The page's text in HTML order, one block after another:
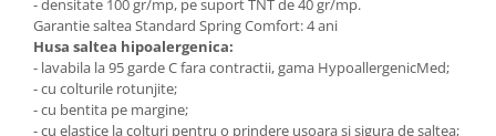
- densitate 100 gr/mp, pe suport TNT de 40 gr/mp.
Garantie saltea Standard Spring Comfort: 4 ani
Husa saltea hipoalergenica:
- lavabila la 95 garde C fara contractii, gama HypoallergenicMed;
- cu colturile rotunjite;
- cu bentita pe margine;
- cu elastice la colturi pentru o prindere usoara si sigura de saltea;